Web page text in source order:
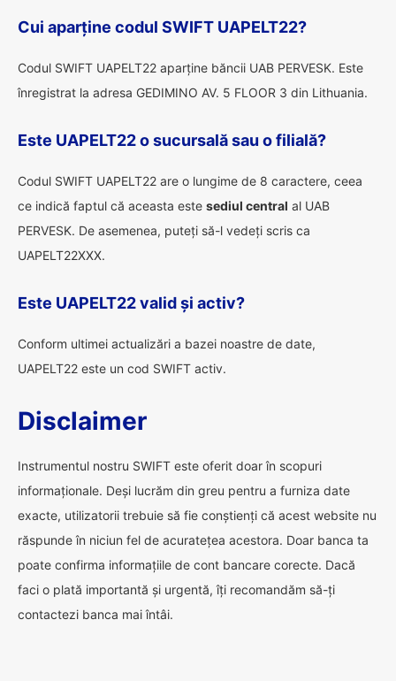
Cui aparține codul SWIFT UAPELT22?
Codul SWIFT UAPELT22 aparține băncii UAB PERVESK. Este
înregistrat la adresa GEDIMINO AV. 5 FLOOR 3 din Lithuania.
Este UAPELT22 o sucursală sau o filială?
Codul SWIFT UAPELT22 are o lungime de 8 caractere, ceea
ce indică faptul că aceasta este sediul central al UAB
PERVESK. De asemenea, puteți să-l vedeți scris ca
UAPELT22XXX.
Este UAPELT22 valid și activ?
Conform ultimei actualizări a bazei noastre de date,
UAPELT22 este un cod SWIFT activ.
Disclaimer
Instrumentul nostru SWIFT este oferit doar în scopuri
informaționale. Deși lucrăm din greu pentru a furniza date
exacte, utilizatorii trebuie să fie conștienți că acest website nu
răspunde în niciun fel de acuratețea acestora. Doar banca ta
poate confirma informațiile de cont bancare corecte. Dacă
faci o plată importantă și urgentă, îți recomandăm să-ți
contactezi banca mai întâi.